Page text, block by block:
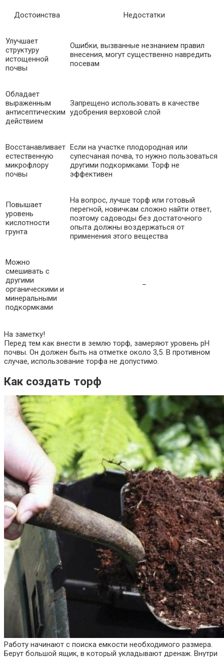
Достоинства Недостатки
Улучшает
структуру
истощенной
почвы
Ошибки, вызванные незнанием правил
внесения, могут существенно навредить
посевам
Обладает
выраженным
антисептическим
действием
Запрещено использовать в качестве
удобрения верховой слой
Восстанавливает
естественную
микрофлору
почвы
Если на участке плодородная или
супесчаная почва, то нужно пользоваться
другими подкормками. Торф не
эффективен
Повышает
уровень
кислотности
грунта
На вопрос, лучше торф или готовый
перегной, новичкам сложно найти ответ,
поэтому садоводы без достаточного
опыта должны воздержаться от
применения этого вещества
Можно
смешивать с
другими
органическими и
минеральными
подкормками
–
На заметку!
Перед тем как внести в землю торф, замеряют уровень pH
почвы. Он должен быть на отметке около 3,5. В противном
случае, использование торфа не допустимо.
Как создать торф
Работу начинают с поиска емкости необходимого размера.
Берут большой ящик, в который укладывают дренаж. Внутри